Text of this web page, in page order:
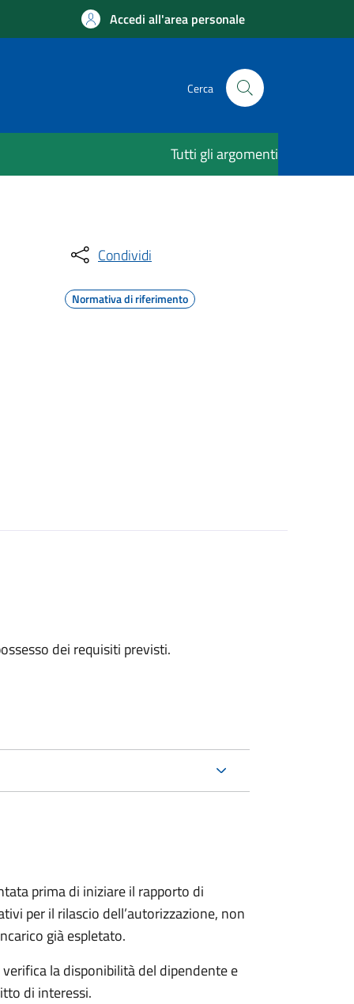
Accedi all'area personale
Cerca
Tutti gli argomenti
Condividi
Normativa di riferimento
dei requisiti previsti.
prima di iniziare il rapporto di
per il rilascio dell’autorizzazione, non
già espletato.
la disponibilità del dipendente e
di interessi.